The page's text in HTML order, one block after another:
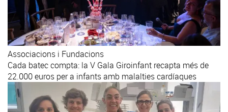
Associacions i Fundacions
Cada batec compta: la V Gala Giroinfant recapta més de
22.000 euros per a infants amb malalties cardíaques